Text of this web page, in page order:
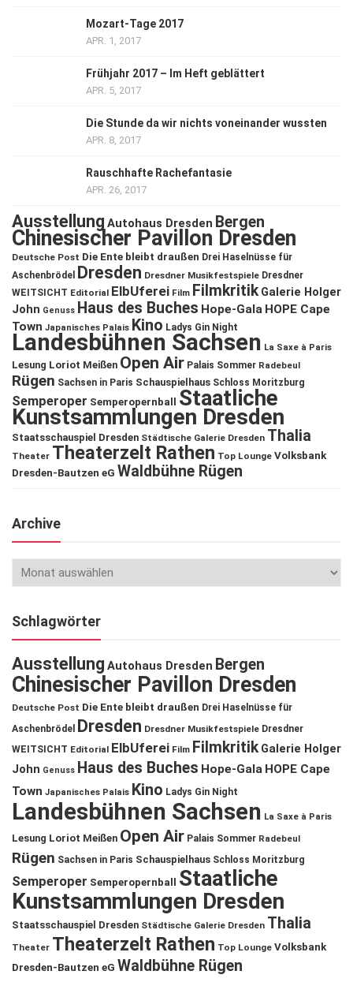
Mozart-Tage 2017
APR. 1, 2017
Frühjahr 2017 – Im Heft geblättert
APR. 5, 2017
Die Stunde da wir nichts voneinander wussten
APR. 8, 2017
Rauschhafte Rachefantasie
APR. 26, 2017
Ausstellung Autohaus Dresden Bergen
Chinesischer Pavillon Dresden
Deutsche Post Die Ente bleibt draußen Drei Haselnüsse für
Aschenbrödel
Dresden Dresdner Musikfestspiele Dresdner
WEITSICHT Editorial ElbUferei Film Filmkritik Galerie Holger
John Genuss Haus des Buches Hope-Gala HOPE Cape
Town Japanisches Palais Kino Ladys Gin Night
Landesbühnen Sachsen La Saxe à Paris
Lesung Loriot Meißen Open Air Palais Sommer Radebeul
Rügen Sachsen in Paris Schauspielhaus Schloss Moritzburg
Semperoper Semperopernball Staatliche
Kunstsammlungen Dresden
Staatsschauspiel Dresden Städtische Galerie Dresden Thalia
Theater Theaterzelt Rathen Top Lounge Volksbank
Dresden-Bautzen eG Waldbühne Rügen
Archive
Schlagwörter
Ausstellung Autohaus Dresden Bergen
Chinesischer Pavillon Dresden
Deutsche Post Die Ente bleibt draußen Drei Haselnüsse für
Aschenbrödel
Dresden Dresdner Musikfestspiele Dresdner
WEITSICHT Editorial ElbUferei Film Filmkritik Galerie Holger
John Genuss Haus des Buches Hope-Gala HOPE Cape
Town Japanisches Palais Kino Ladys Gin Night
Landesbühnen Sachsen La Saxe à Paris
Lesung Loriot Meißen Open Air Palais Sommer Radebeul
Rügen Sachsen in Paris Schauspielhaus Schloss Moritzburg
Semperoper Semperopernball
Staatliche
Kunstsammlungen Dresden
Staatsschauspiel Dresden Städtische Galerie Dresden Thalia
Theater Theaterzelt Rathen Top Lounge Volksbank
Dresden-Bautzen eG Waldbühne Rügen